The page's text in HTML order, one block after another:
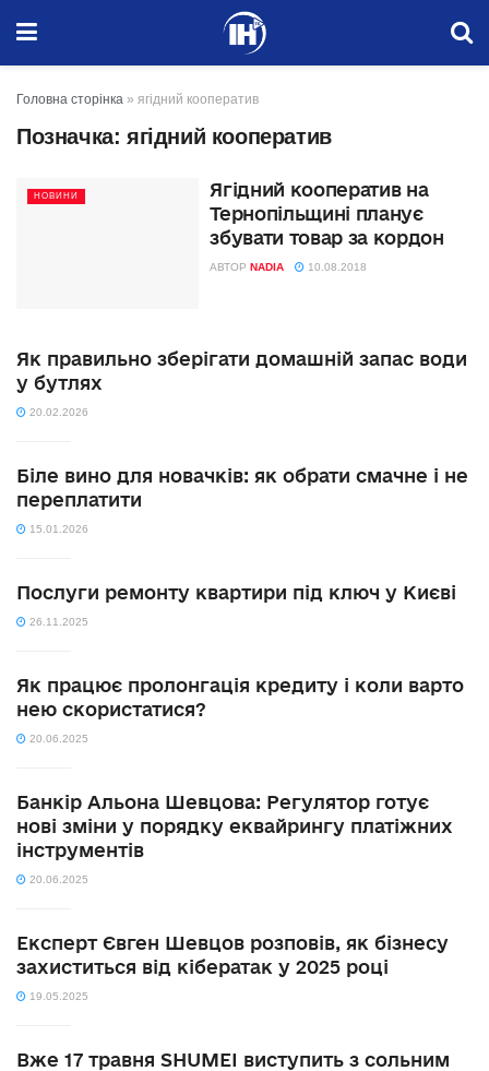
Головна сторінка » ягідний кооператив
Позначка: ягідний кооператив
НОВИНИ
Ягідний кооператив на
Тернопільщині планує
збувати товар за кордон
АВТОР NADIA 10.08.2018
Як правильно зберігати домашній запас води
у бутлях
20.02.2026
Біле вино для новачків: як обрати смачне і не
переплатити
15.01.2026
Послуги ремонту квартири під ключ у Києві
26.11.2025
Як працює пролонгація кредиту і коли варто
нею скористатися?
20.06.2025
Банкір Альона Шевцова: Регулятор готує
нові зміни у порядку еквайрингу платіжних
інструментів
20.06.2025
Експерт Євген Шевцов розповів, як бізнесу
захиститься від кібератак у 2025 році
19.05.2025
Вже 17 травня SHUMEI виступить з сольним